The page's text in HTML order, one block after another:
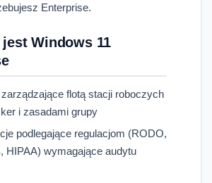
Enterprise.
Windows 11
zarządzające flotą stacji roboczych
i zasadami grupy
podlegające regulacjom (RODO,
HIPAA) wymagające audytu